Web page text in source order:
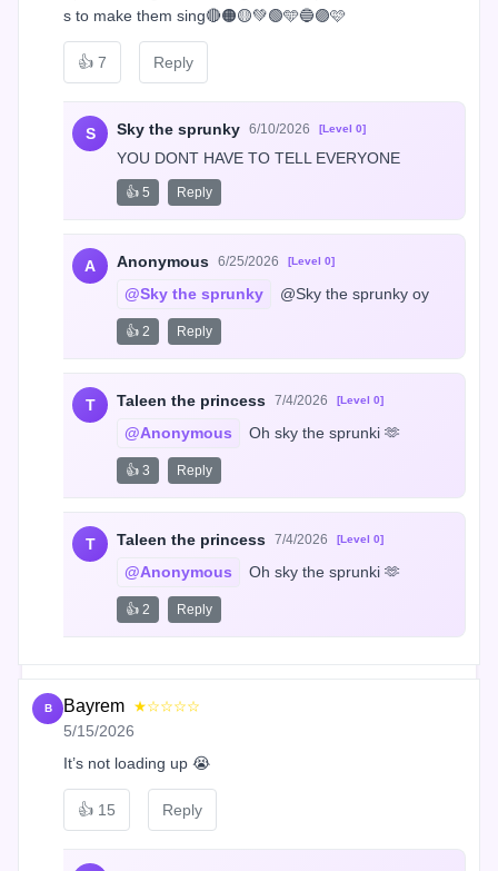
s to make them sing🔴🟠🟡💚🟢🩵🔵🟣🩷
👍 7 Reply
S Sky the sprunky 6/10/2026 [Level 0]
YOU DONT HAVE TO TELL EVERYONE
👍 5 Reply
A Anonymous 6/25/2026 [Level 0]
@Sky the sprunky @Sky the sprunky oy
👍 2 Reply
T Taleen the princess 7/4/2026 [Level 0]
@Anonymous Oh sky the sprunki 🫶
👍 3 Reply
T Taleen the princess 7/4/2026 [Level 0]
@Anonymous Oh sky the sprunki 🫶
👍 2 Reply
B Bayrem ★☆☆☆☆
5/15/2026
It’s not loading up 😭
👍 15 Reply